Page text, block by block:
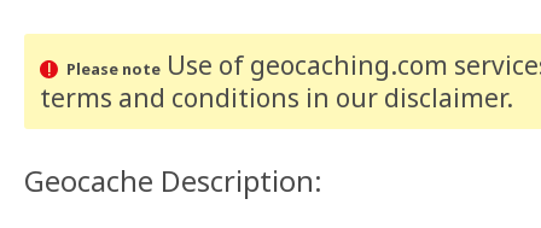
Please noteUse of geocaching.com
terms and conditions in our disclaimer.
Geocache Description: